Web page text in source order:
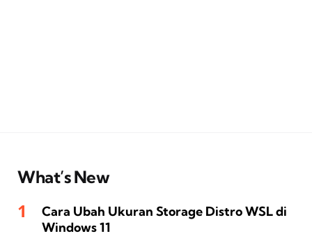
What’s New
Cara Ubah Ukuran Storage Distro WSL di
Windows 11